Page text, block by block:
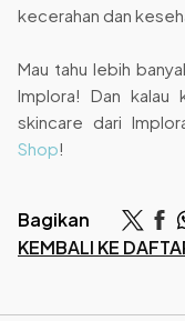
kecerahan dan
Mau tahu lebih
Implora! Dan kalau
skincare dari
Shop!
KEMBALI KE
Bagikan